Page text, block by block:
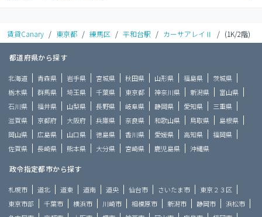
賃貸Canary / 東京都 / 練馬区 / 平和台駅 / カーサアレイⅡ / (1K/2階)
都道府県から探す
北海道 青森県 岩手県 宮城県 秋田県 山形県 福島県
茨城県
栃木県
群馬県 埼玉県 千葉県 東京都 神奈川県 新潟県
富山県
石川県
福井県 山梨県 長野県 岐阜県 静岡県 愛知県
三重県
滋賀県
京都府 大阪府 兵庫県 奈良県 和歌山県 鳥取県
島根県
岡山県
広島県 山口県 徳島県 香川県 愛媛県 高知県
福岡県
佐賀県
長崎県 熊本県 大分県 宮崎県 鹿児島県 沖縄県
政令指定都市から探す
札幌市 道北 道東 道南 道央 仙台市 さいたま市
東京２３区
東京市部
千葉市 横浜市 川崎市 相模原市 新潟市 静岡市
浜松市